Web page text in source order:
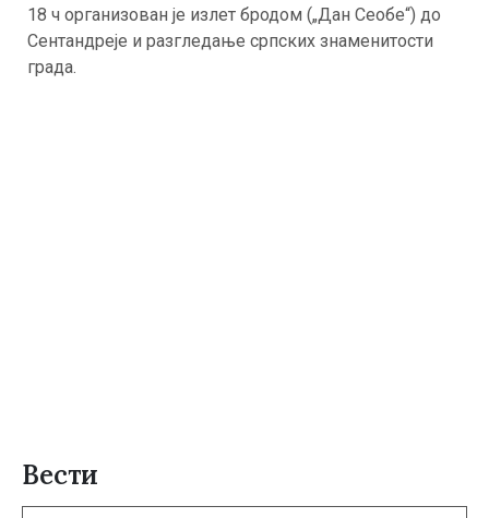
18 ч организован је излет бродом („Дан Сеобе“) до
Сентандреје и разгледање српских знаменитости
града.
Вести